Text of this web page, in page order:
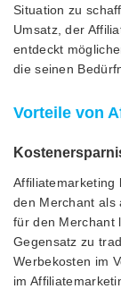
Situation zu
Umsatz, der
entdeckt
die seinen
Vorteile von
Affiliatemarketing
den Merchant als
für den Merchant
Gegensatz zu
Werbekosten im
im